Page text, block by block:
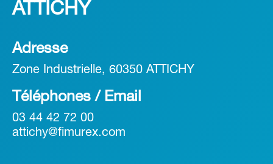
ATTICHY
Adresse
Zone Industrielle, 60350 ATTICHY
Téléphones / Email
03 44 42 72 00
attichy@fimurex.com